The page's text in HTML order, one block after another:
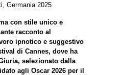
Germania 2025
con stile unico e
racconto al
ipnotico e suggestivo
di Cannes, dove ha
selezionato dalla
agli Oscar 2026 per il